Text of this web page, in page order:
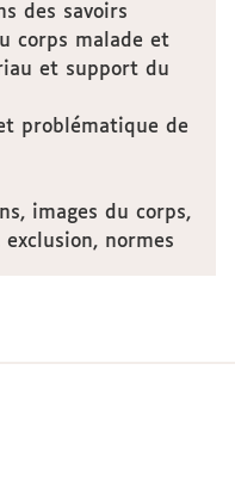
des savoirs
corps malade et
et support du
problématique de
images du corps,
normes